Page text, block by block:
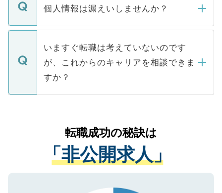
■応募殺到を避けるため 人気のある医療機
関を公にしてしまうと、応募が殺到する場
に、医療機関が求める条件に合った人材の
みを人材紹介会社に依頼するケースが増え
ています。
ん。また、仮に応募先から内定をいただい
定を承諾する必要はありません。内定先へ
の辞退の連絡はキャリアパートナーが行い
ますので、ご安心ください。
個人情報は漏えいしませんか？
個人情報が漏えいすることはありませんの
で、ご安心ください。当サイトからの登録
などで収集したご登録者様の個人情報は、
ご本人のキャリアアップおよび転職活動の
支援を目的に使用いたします。お預かりし
ているすべての個人データはご本人の許可
は、個人情報の取り扱いについての厳密な
管理基準を満たした事業者のみに付与され
る、プライバシーマークを取得済みです。
ご登録いただいた個人情報は、SSL（デー
いますぐ転職は考えていないのです
が、これからのキャリアを相談できま
すか？
かがいして、現在の医療機関の状況や紹介
経験をまじえながら、適切なアドバイスを
させていただきます。すぐにご転職をされ
ない方には、長期的なサポートが可能です
ので、まずはご登録ください。
転職成功の秘訣は
「非公開求人」